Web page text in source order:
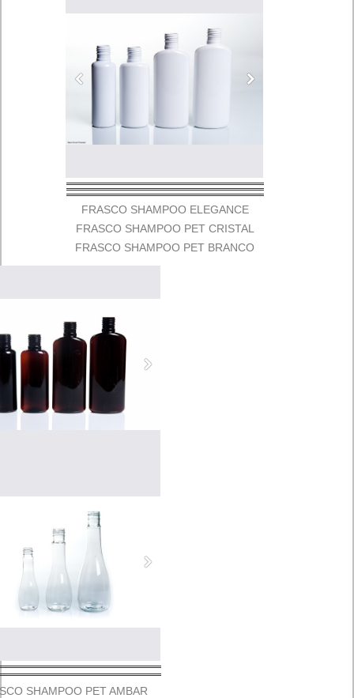
FRASCO SHAMPOO ELEGANCE
FRASCO SHAMPOO PET CRISTAL
FRASCO SHAMPOO PET BRANCO
SHAMPOO PET AMBAR